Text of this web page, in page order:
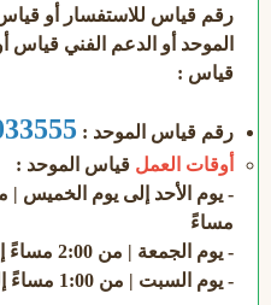
رقم قياس للاستفسار أو
الموحد أو الدعم الفني قياس
قياس :
رقم قياس الموحد :
أوقات العمل قياس الموحد :
مساءً
- يوم الجمعة | من 2:00 مساءً إلى 8:00 مساءً
- يوم السبت | من 1:00 مساءً إلى 8:00 مساءً